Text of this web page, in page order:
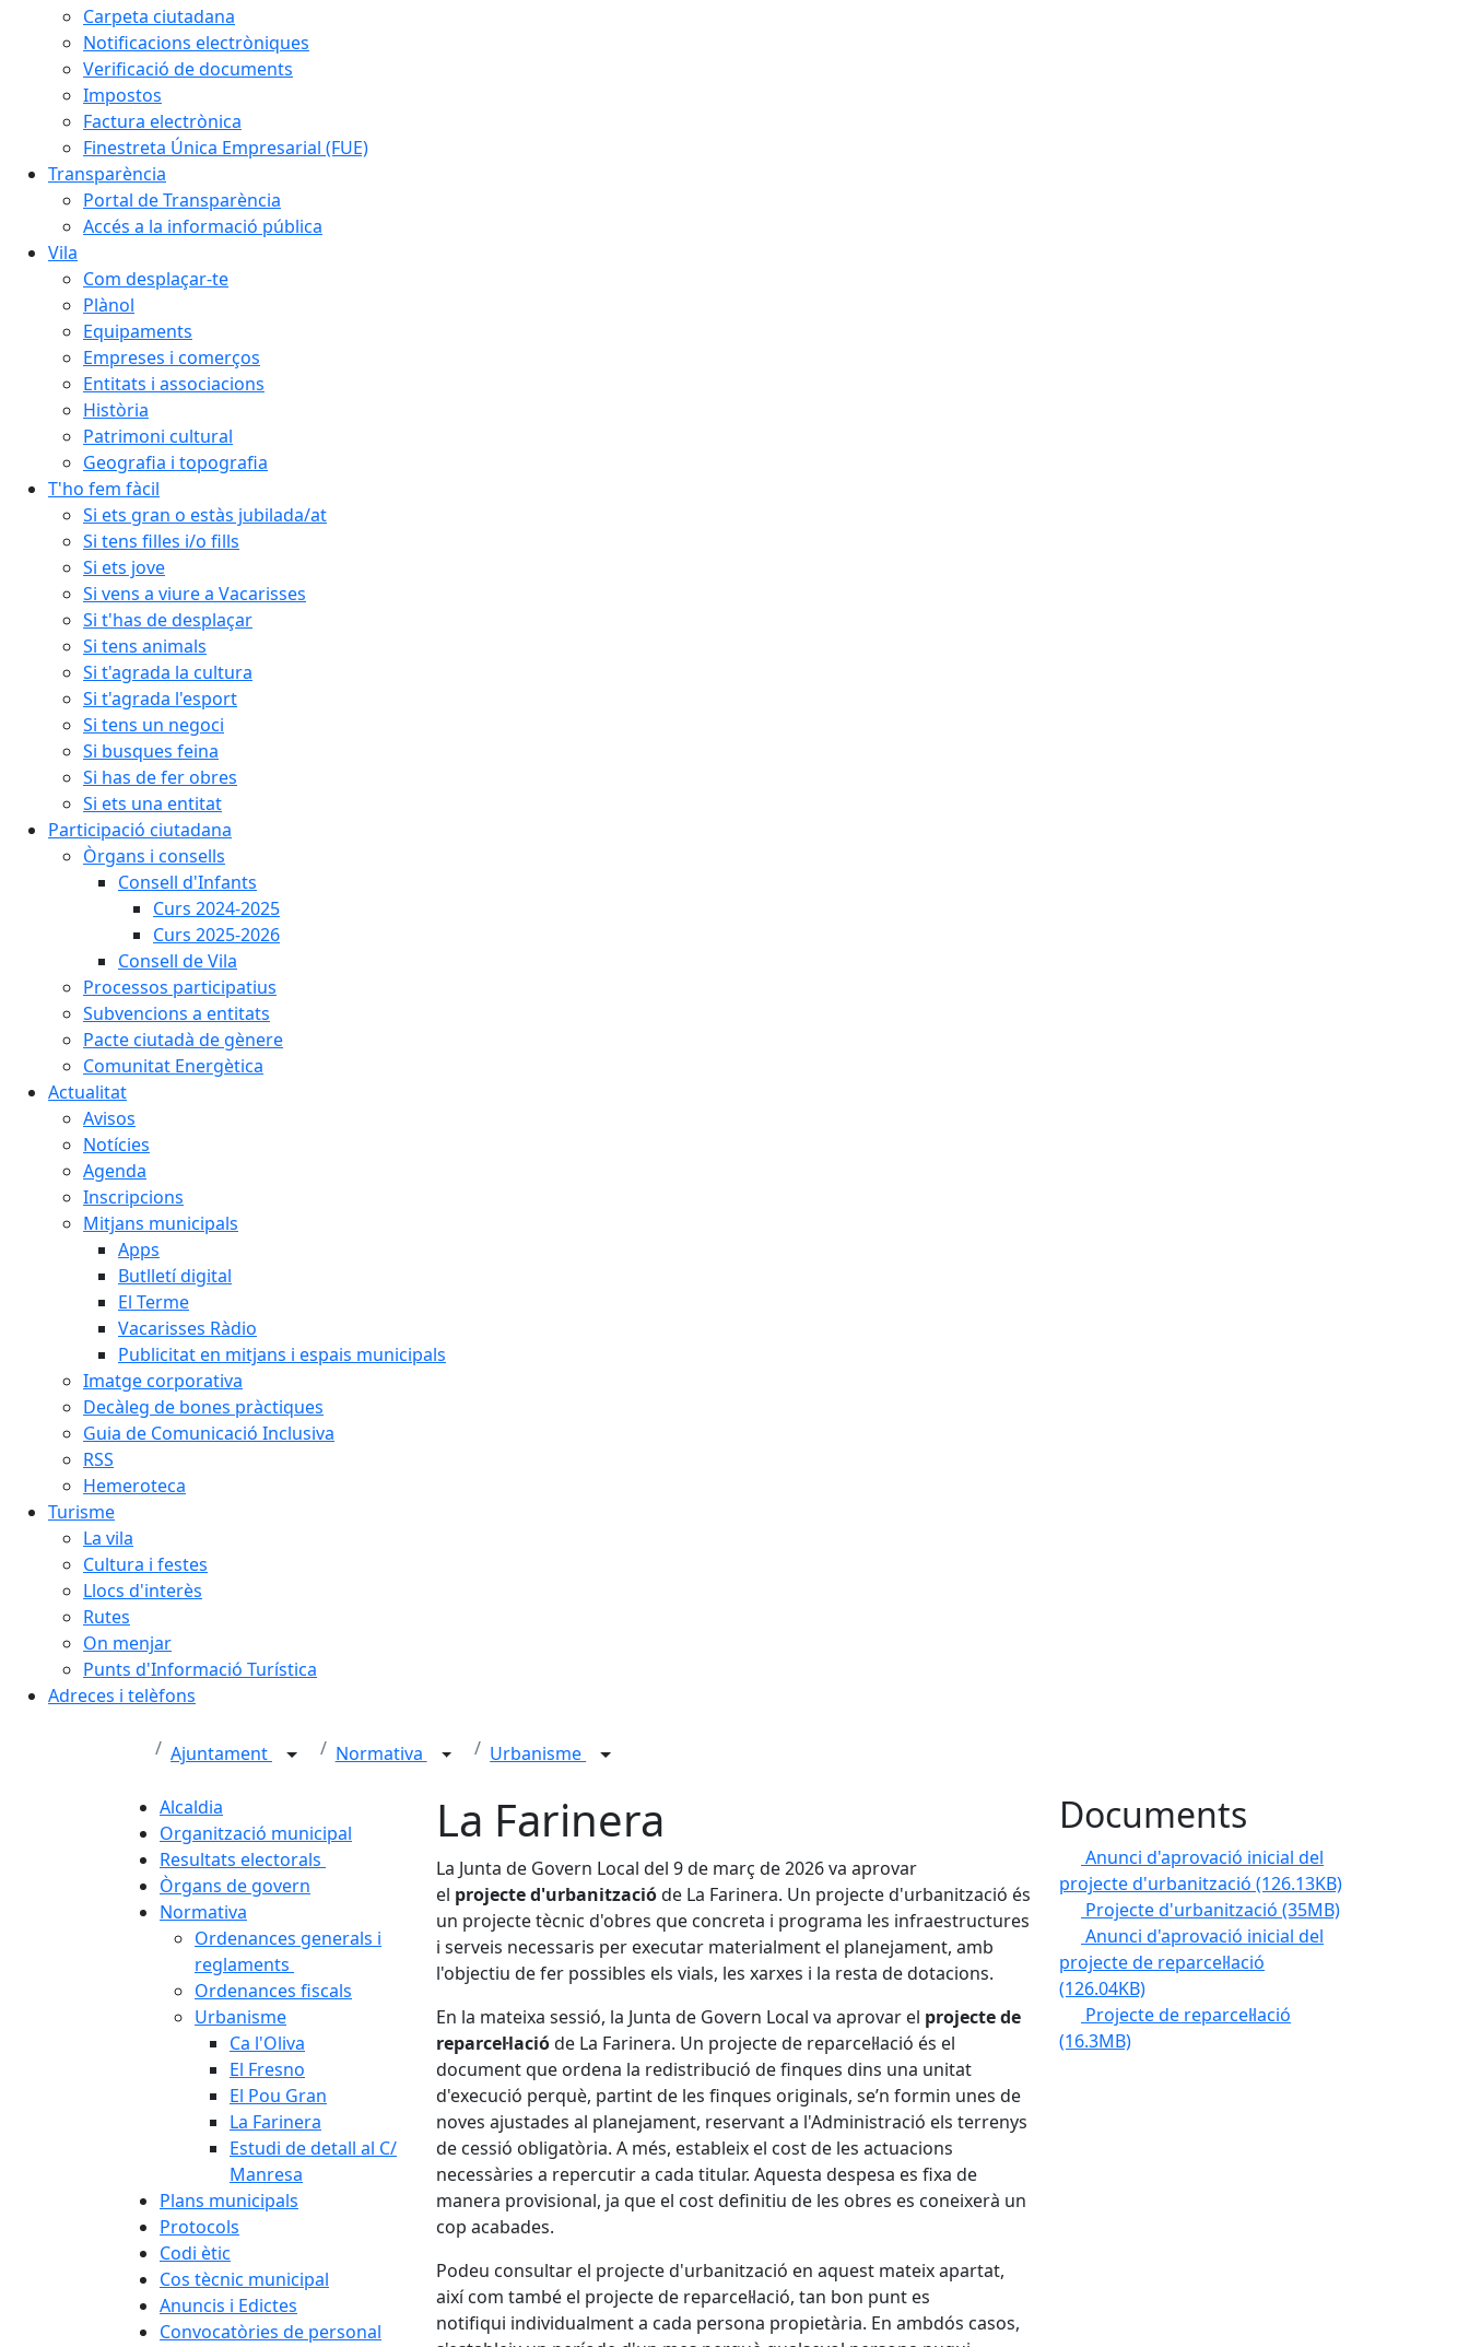
Carpeta ciutadana
Notificacions electròniques
Verificació de documents
Impostos
Factura electrònica
Finestreta Única Empresarial (FUE)
Transparència
Portal de Transparència
Accés a la informació pública
Vila
Com desplaçar-te
Plànol
Equipaments
Empreses i comerços
Entitats i associacions
Història
Patrimoni cultural
Geografia i topografia
T'ho fem fàcil
Si ets gran o estàs jubilada/at
Si tens filles i/o fills
Si ets jove
Si vens a viure a Vacarisses
Si t'has de desplaçar
Si tens animals
Si t'agrada la cultura
Si t'agrada l'esport
Si tens un negoci
Si busques feina
Si has de fer obres
Si ets una entitat
Participació ciutadana
Òrgans i consells
Consell d'Infants
Curs 2024-2025
Curs 2025-2026
Consell de Vila
Processos participatius
Subvencions a entitats
Pacte ciutadà de gènere
Comunitat Energètica
Actualitat
Avisos
Notícies
Agenda
Inscripcions
Mitjans municipals
Apps
Butlletí digital
El Terme
Vacarisses Ràdio
Publicitat en mitjans i espais municipals
Imatge corporativa
Decàleg de bones pràctiques
Guia de Comunicació Inclusiva
RSS
Hemeroteca
Turisme
La vila
Cultura i festes
Llocs d'interès
Rutes
On menjar
Punts d'Informació Turística
Adreces i telèfons
Ajuntament Normativa Urbanisme
Alcaldia
Organització municipal
Resultats electorals
Òrgans de govern
Normativa
Ordenances generals i
reglaments
Ordenances fiscals
Urbanisme
Ca l'Oliva
El Fresno
El Pou Gran
La Farinera
Estudi de detall al C/
Manresa
Plans municipals
Protocols
Codi ètic
Cos tècnic municipal
Anuncis i Edictes
Convocatòries de personal
La Farinera
La Junta de Govern Local del 9 de març de 2026 va aprovar
el projecte d'urbanitzacióde La Farinera. Un projecte d'urbanització és
un projecte tècnic d'obres que concreta i programa les infraestructures
i serveis necessaris per executar materialment el planejament, amb
l'objectiu de fer possibles els vials, les xarxes i la resta de dotacions.
En la mateixa sessió, la Junta de Govern Local va aprovar el projecte de
reparcel·lacióde La Farinera. Un projecte de reparcel·lació és el
document que ordena la redistribució de finques dins una unitat
d'execució perquè, partint de les finques originals, se’n formin unes de
noves ajustades al planejament, reservant a l'Administració els terrenys
de cessió obligatòria. A més, estableix el cost de les actuacions
necessàries a repercutir a cada titular. Aquesta despesa es fixa de
manera provisional, ja que el cost definitiu de les obres es coneixerà un
cop acabades.
Podeu consultar el projecte d'urbanització en aquest mateix apartat,
així com també el projecte de reparcel·lació, tan bon punt es
notifiqui individualment a cada persona propietària. En ambdós casos,
Documents
Anunci d'aprovació inicial del
projecte d'urbanització (126.13KB)
Projecte d'urbanització (35MB)
Anunci d'aprovació inicial del
projecte de reparcel·lació
(126.04KB)
Projecte de reparcel·lació
(16.3MB)